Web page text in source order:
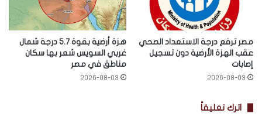
مصر ترفع درجة الاستعداد الصحي
عقب الهزة الأرضية دون تسجيل
إصابات
2026-08-03
هزة أرضية بقوة 5.7 درجة شمال
غربي السويس شعر بها سكان
مناطق في مصر
2026-08-03
اترك تعليقاً